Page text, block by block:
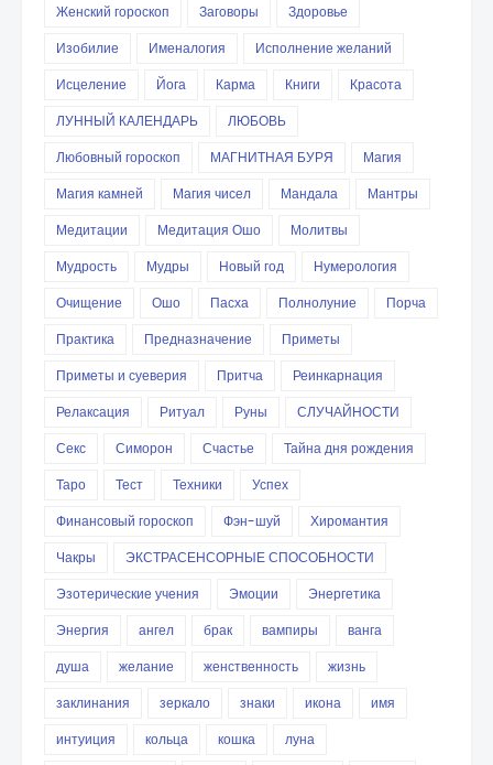
Женский гороскоп
Заговоры
Здоровье
Изобилие
Именалогия
Исполнение желаний
Исцеление
Йога Карма Книги
Красота
ЛУННЫЙ КАЛЕНДАРЬ
ЛЮБОВЬ
Любовный гороскоп
МАГНИТНАЯ БУРЯ
Магия
Магия камней
Магия чисел Мандала
Мантры
Медитации
Медитация Ошо
Молитвы
Мудрость
Мудры Новый год
Нумерология
Очищение
Ошо Пасха Полнолуние
Порча
Практика
Предназначение
Приметы
Приметы и суеверия
Притча
Реинкарнация
Релаксация
Ритуал Руны
СЛУЧАЙНОСТИ
Секс
Симорон Счастье
Тайна дня рождения
Таро
Тест Техники
Успех
Финансовый гороскоп
Фэн-шуй
Хиромантия
Чакры
ЭКСТРАСЕНСОРНЫЕ СПОСОБНОСТИ
Эзотерические учения
Эмоции
Энергетика
Энергия
ангел брак вампиры
ванга
душа
желание женственность
жизнь
заклинания
зеркало знаки икона
имя
интуиция
кольца кошка
луна